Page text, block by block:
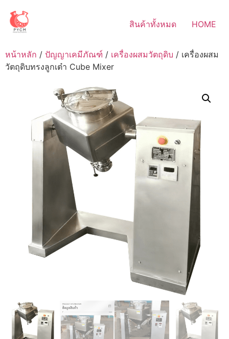
content
สินค้าทั้งหมด HOME
หน้าหลัก / ปัญญาเคมีภัณฑ์ / เครื่องผสมวัตถุดิบ / เครื่องผสม
วัตถุดิบทรงลูกเต๋า Cube Mixer